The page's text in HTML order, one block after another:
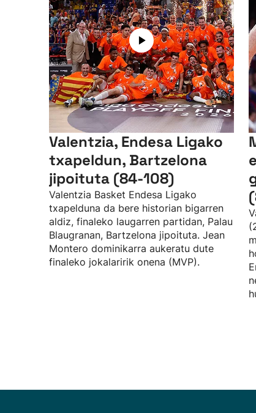
Valentzia, Endesa Ligako
txapeldun, Bartzelona
jipoituta (84-108)
Valentzia Basket Endesa Ligako
txapelduna da bere historian bigarren
aldiz, finaleko laugarren partidan, Palau
Blaugranan, Bartzelona jipoituta. Jean
Montero dominikarra aukeratu dute
finaleko jokalaririk onena (MVP).